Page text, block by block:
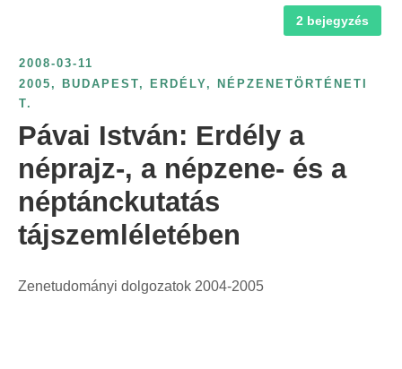
:
v
s
á
m
s
z
e
r
l
:
2 bejegyzés
2008-03-11
2005 , BUDAPEST, ERDÉLY, NÉPZENETÖRTÉNETI
T.
Pávai István: Erdély a
néprajz-, a népzene- és a
néptánckutatás
tájszemléletében
Zenetudományi dolgozatok 2004-2005